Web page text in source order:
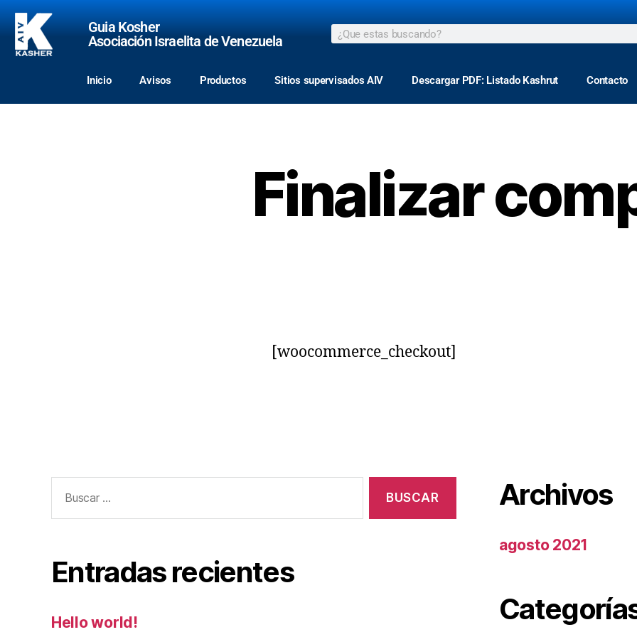
Guia Kosher
Asociación Israelita de Venezuela
Inicio Avisos Productos Sitios supervisados AIV Descargar PDF: Listado Kashrut Contacto
Finalizar
[woocommerce_checkout]
Entradas recientes
Hello world!
Archivos
agosto 2021